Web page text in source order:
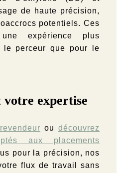
de haute précision,
potentiels. Ces
expérience plus
le perceur que pour le
expertise
ou découvrez
aux placements
pour la précision, nos
flux de travail sans